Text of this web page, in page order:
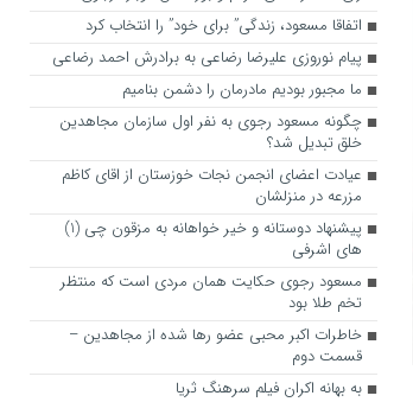
اتفاقا مسعود، زندگی” برای خود” را انتخاب کرد
پیام نوروزی علیرضا رضاعی به برادرش احمد رضاعی
ما مجبور بودیم مادرمان را دشمن بنامیم
چگونه مسعود رجوی به نفر اول سازمان مجاهدین
خلق تبدیل شد؟
عیادت اعضای انجمن نجات خوزستان از اقای کاظم
مزرعه در منزلشان
پیشنهاد دوستانه و خیر خواهانه به مزقون چی (1)
های اشرفی
مسعود رجوی حکایت همان مردی است که منتظر
تخم طلا بود
خاطرات اکبر محبی عضو رها شده از مجاهدین –
قسمت دوم
به ‌بهانه اکران فیلم سرهنگ ثریا